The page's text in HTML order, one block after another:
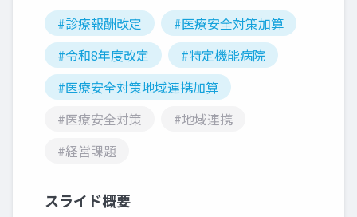
#診療報酬改定
#医療安全対策加算
#令和8年度改定
#特定機能病院
#医療安全対策地域連携加算
#医療安全対策
#地域連携
#経営課題
スライド概要